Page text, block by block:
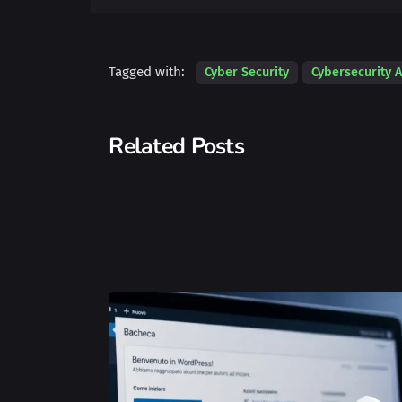
Tagged with: Cyber Security Cybersecurity
Related Posts